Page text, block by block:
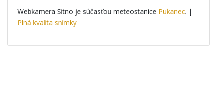
Webkamera Sitno je súčasťou meteostanice Pukanec. |
Plná kvalita snímky